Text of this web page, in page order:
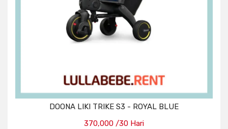
DOONA LIKI TRIKE S3 - ROYAL BLUE
370,000 /30 Hari